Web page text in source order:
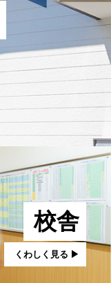
校舎
くわしく見る ▶︎